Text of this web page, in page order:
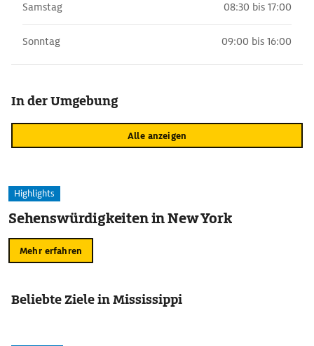
Samstag 08:30 bis 17:00
Sonntag 09:00 bis 16:00
In der Umgebung
Alle anzeigen
Highlights
Sehenswürdigkeiten in New York
Mehr erfahren
Beliebte Ziele in Mississippi